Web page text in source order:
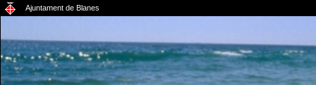
Ajuntament de Blanes